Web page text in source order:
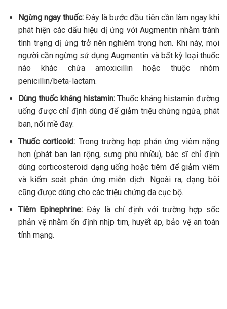
Ngừng ngay thuốc: Đây là bước đầu tiên cần làm ngay khi
phát hiện các dấu hiệu dị ứng với Augmentin nhằm tránh
tình trạng dị ứng trở nên nghiêm trọng hơn. Khi này, mọi
người cần ngừng sử dụng Augmentin và bất kỳ loại thuốc
nào khác chứa amoxicillin hoặc thuộc nhóm
penicillin/beta-lactam.
Dùng thuốc kháng histamin:Thuốc kháng histamin đường
uống được chỉ định dùng để giảm triệu chứng ngứa, phát
ban, nổi mề đay.
Thuốc corticoid: Trong trường hợp phản ứng viêm nặng
hơn (phát ban lan rộng, sưng phù nhiều), bác sĩ chỉ định
dùng corticosteroid dạng uống hoặc tiêm để giảm viêm
và kiểm soát phản ứng miễn dịch. Ngoài ra, dạng bôi
cũng được dùng cho các triệu chứng da cục bộ.
Tiêm Epinephrine: Đây là chỉ định với trường hợp sốc
phản vệ nhằm ổn định nhịp tim, huyết áp, bảo vệ an toàn
tính mạng.